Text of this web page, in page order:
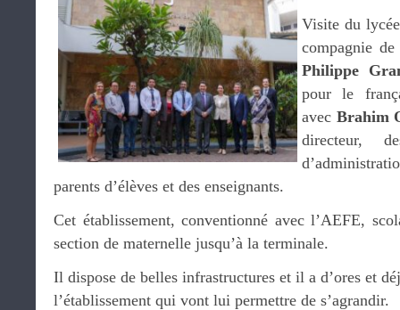
Visite du
compagnie
Philippe
pour le
avec Brahim
directeur,
parents d’élèves et des enseignants.
Cet établissement, conventionné avec l’AEFE,
section de maternelle jusqu’à la terminale.
Il dispose de belles infrastructures et il a d’ores et
l’établissement qui vont lui permettre de s’agrandir.